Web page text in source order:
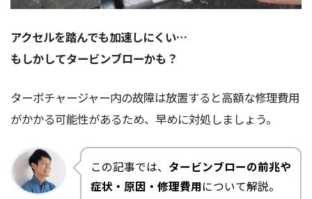
アクセルを踏んでも加速しにくい…
もしかしてタービンブローかも？
ターボチャージャー内の故障は放置すると高額な修理費用
がかかる可能性があるため、早めに対処しましょう。
この記事では、 タービンブローの前兆や
症状・原因・修理費用について解説。